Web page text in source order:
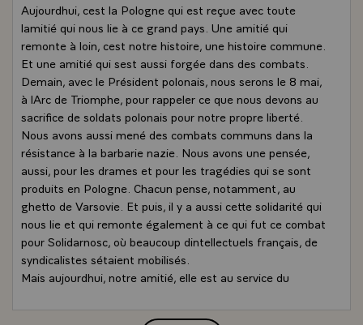
Aujourdhui, cest la Pologne qui est reçue avec toute
lamitié qui nous lie à ce grand pays. Une amitié qui
remonte à loin, cest notre histoire, une histoire commune.
Et une amitié qui sest aussi forgée dans des combats.
Demain, avec le Président polonais, nous serons le 8 mai,
à lArc de Triomphe, pour rappeler ce que nous devons au
sacrifice de soldats polonais pour notre propre liberté.
Nous avons aussi mené des combats communs dans la
résistance à la barbarie nazie. Nous avons une pensée,
aussi, pour les drames et pour les tragédies qui se sont
produits en Pologne. Chacun pense, notamment, au
ghetto de Varsovie. Et puis, il y a aussi cette solidarité qui
nous lie et qui remonte également à ce qui fut ce combat
pour Solidarnosc, où beaucoup dintellectuels français, de
syndicalistes sétaient mobilisés.
Mais aujourdhui, notre amitié, elle est au service du